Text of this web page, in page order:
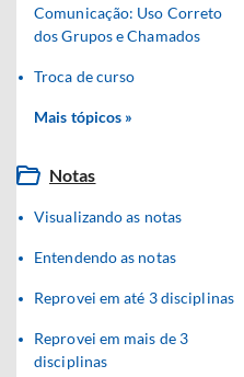
Comunicação: Uso Correto
dos Grupos e Chamados
Troca de curso
Mais tópicos »
Notas
Visualizando as notas
Entendendo as notas
Reprovei em até 3 disciplinas
Reprovei em mais de 3
disciplinas